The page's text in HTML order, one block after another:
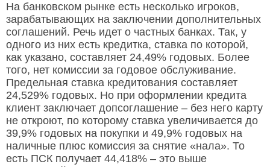
На банковском рынке есть несколько игроков,
зарабатывающих на заключении дополнительных
соглашений. Речь идет о частных банках. Так, у
одного из них есть кредитка, ставка по которой,
как указано, составляет 24,49% годовых. Более
того, нет комиссии за годовое обслуживание.
Предельная ставка кредитования составляет
24,529% годовых. Но при оформлении кредита
клиент заключает допсоглашение – без него карту
не откроют, по которому ставка увеличивается до
39,9% годовых на покупки и 49,9% годовых на
наличные плюс комиссия за снятие «нала». То
есть ПСК получает 44,418% – это выше